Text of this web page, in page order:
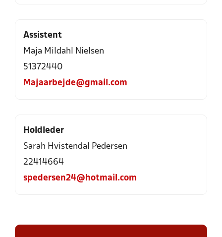
Assistent
Maja Mildahl Nielsen
51372440
Majaarbejde@gmail.com
Holdleder
Sarah Hvistendal Pedersen
22414664
spedersen24@hotmail.com